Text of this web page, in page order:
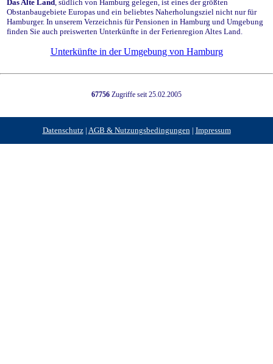
Das Alte Land, südlich von Hamburg gelegen, ist eines der größten
Obstanbaugebiete Europas und ein beliebtes Naherholungsziel nicht nur für
Hamburger. In unserem Verzeichnis für Pensionen in Hamburg und Umgebung
finden Sie auch preiswerten Unterkünfte in der Ferienregion Altes Land.
Unterkünfte in der Umgebung von Hamburg
67756 Zugriffe seit 25.02.2005
Datenschutz| AGB & Nutzungsbedingungen| Impressum